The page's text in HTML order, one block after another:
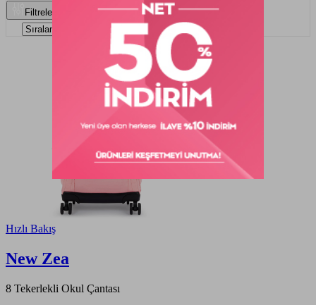
Filtrele
Hızlı Bakış
New Zea
8 Tekerlekli Okul Çantası